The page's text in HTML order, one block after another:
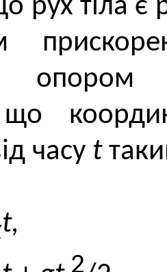
рух тіла є
опором
що
часу t
t,
2